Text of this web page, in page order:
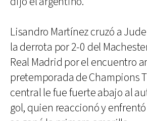
Lisandro Martínez cruzó a
la derrota por 2-0 del
Real Madrid por el encuentro
pretemporada de Champions
central le fue fuerte abajo al
gol, quien reaccionó y